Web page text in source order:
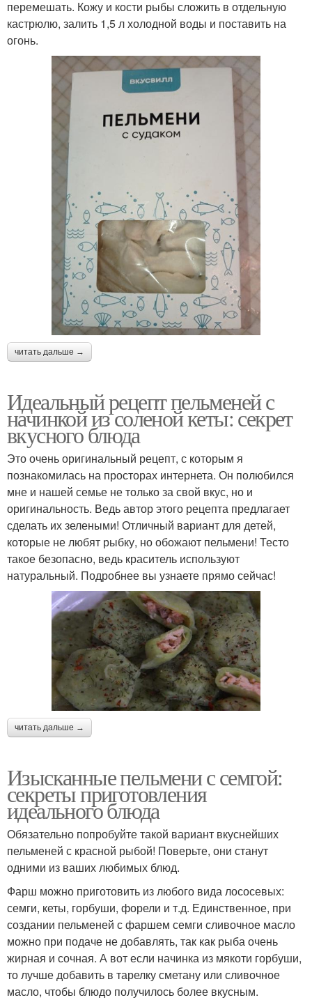
перемешать. Кожу и кости рыбы сложить в отдельную
кастрюлю, залить 1,5 л холодной воды и поставить на
огонь.
читать дальше →
Идеальный рецепт пельменей с
начинкой из соленой кеты: секрет
вкусного блюда
Это очень оригинальный рецепт, с которым я
познакомилась на просторах интернета. Он полюбился
мне и нашей семье не только за свой вкус, но и
оригинальность. Ведь автор этого рецепта предлагает
сделать их зелеными! Отличный вариант для детей,
которые не любят рыбку, но обожают пельмени! Тесто
такое безопасно, ведь краситель используют
натуральный. Подробнее вы узнаете прямо сейчас!
читать дальше →
Изысканные пельмени с семгой:
секреты приготовления
идеального блюда
Обязательно попробуйте такой вариант вкуснейших
пельменей с красной рыбой! Поверьте, они станут
одними из ваших любимых блюд.
Фарш можно приготовить из любого вида лососевых:
семги, кеты, горбуши, форели и т.д. Единственное, при
создании пельменей с фаршем семги сливочное масло
можно при подаче не добавлять, так как рыба очень
жирная и сочная. А вот если начинка из мякоти горбуши,
то лучше добавить в тарелку сметану или сливочное
масло, чтобы блюдо получилось более вкусным.